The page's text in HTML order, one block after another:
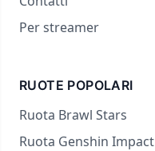
Per streamer
RUOTE POPOLARI
Ruota Brawl Stars
Ruota Genshin Impact